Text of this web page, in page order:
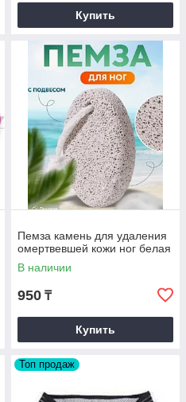
Купить
Пемза камень для удаления
омертвевшей кожи ног белая
В наличии
950 ₸
Купить
Топ продаж